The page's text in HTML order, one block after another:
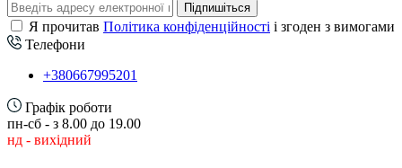
Підпишіться
Я прочитав Політика конфіденційності і згоден з вимогами
Телефони
+380667995201
Графік роботи
пн-сб - з 8.00 до 19.00
нд - вихідний